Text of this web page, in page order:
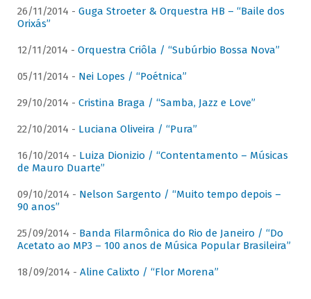
26/11/2014 - Guga Stroeter & Orquestra HB – “Baile dos
Orixás”
12/11/2014 - Orquestra Criôla / “Subúrbio Bossa Nova”
05/11/2014 - Nei Lopes / “Poétnica”
29/10/2014 - Cristina Braga / “Samba, Jazz e Love”
22/10/2014 - Luciana Oliveira / “Pura”
16/10/2014 - Luiza Dionizio / “Contentamento – Músicas
de Mauro Duarte”
09/10/2014 - Nelson Sargento / “Muito tempo depois –
90 anos”
25/09/2014 - Banda Filarmônica do Rio de Janeiro / “Do
Acetato ao MP3 – 100 anos de Música Popular Brasileira”
18/09/2014 - Aline Calixto / “Flor Morena”